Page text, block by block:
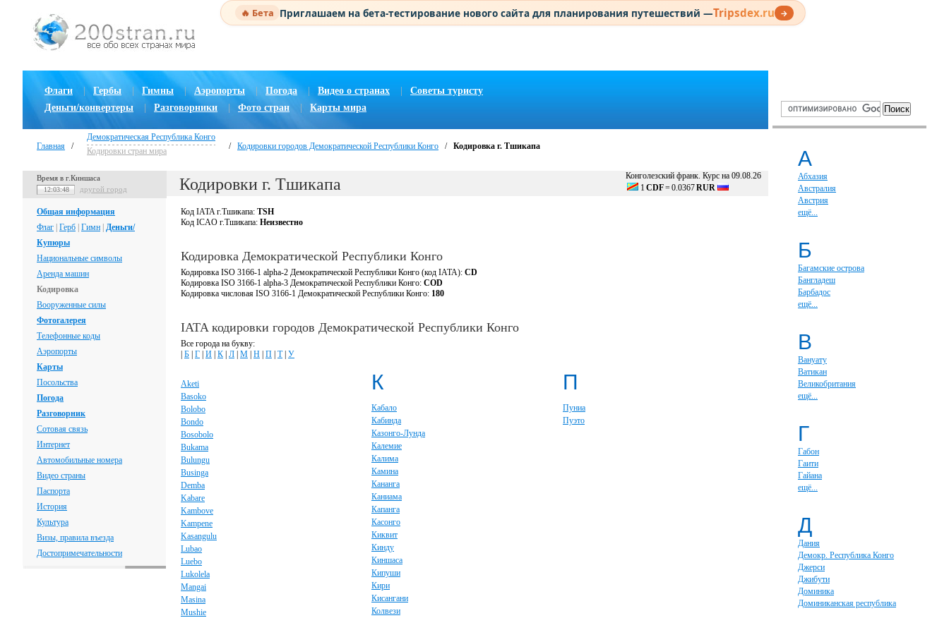
🔥 Бета Приглашаем на бета-тестирование нового сайта для планирования путешествий —Tripsdex.ru →
Флаги Гербы Гимны | Аэропорты Погода | Видео о странах
Советы туристу
Деньги/конвертеры
Разговорники Фото стран Карты мира
Главная /
Демократическая Республика Конго
Кодировки стран мира
/ Кодировки городов Демократической Республики Конго / Кодировка г. Тшикапа
Время в г.Киншаса
12:03:49 другой город
Общая информация
Флаг Герб Гимн Деньги/
Купюры
Национальные символы
Аренда машин
Кодировка
Вооруженные силы
Фотогалерея
Телефонные коды
Аэропорты
Карты
Посольства
Погода
Разговорник
Сотовая связь
Интернет
Автомобильные номера
Видео страны
Паспорта
История
Культура
Визы, правила въезда
Достопримечательности
Конголезский франк. Курс на 09.08.26
1 CDF=0.0367RUR
Кодировки г. Тшикапа
Код IATA г.Тшикапа: TSH
Код ICAO г.Тшикапа: Неизвестно
Кодировка Демократической Республики Конго
Кодировка ISO 3166-1 alpha-2 Демократической Республики Конго (код IATA): CD
Кодировка ISO 3166-1 alpha-3 Демократической Республики Конго: COD
Кодировка числовая ISO 3166-1 Демократической Республики Конго: 180
IATA кодировки городов Демократической Республики Конго
Все города на букву:
Б Г И К Л М Н П Т| У
Aketi
Basoko
Bolobo
Bondo
Bosobolo
Bukama
Bulungu
Businga
Demba
Kabare
Kambove
Kampene
Kasangulu
Lubao
Luebo
Lukolela
Mangai
Masina
Mushie
К
Кабало
Кабинда
Казонго-Лунда
Калемие
Калима
Камина
Кананга
Каниама
Капанга
Касонго
Киквит
Кинду
Киншаса
Кипуши
Кири
Кисангани
Колвези
П
Пуниа
Пуэто
А
Абхазия
Австралия
Австрия
ещё...
Б
Багамские острова
Бангладеш
Барбадос
ещё...
В
Вануату
Ватикан
Великобритания
ещё...
Г
Габон
Гаити
Гайана
ещё...
Д
Дания
Демокр. Республика Конго
Джерси
Джибути
Доминика
Доминиканская республика